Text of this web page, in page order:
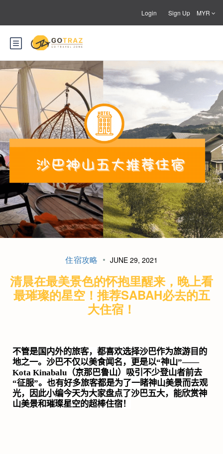
Login Sign Up MYR
住宿攻略 JUNE 29, 2021
清晨在最美景色的怀抱里醒来，晚上看
最璀璨的星空！推荐SABAH必去的五
大住宿！
不管是国内外的旅客，都喜欢选择沙巴作为旅游目的
地之一。沙巴不仅以美食闻名，更是以“神山”——
Kota Kinabalu （京那巴鲁山）吸引不少登山者前去
“征服”。也有好多旅客都是为了一睹神山美景而去观
光，因此小编今天为大家盘点了沙巴五大，能欣赏神
山美景和璀璨星空的超棒住宿！